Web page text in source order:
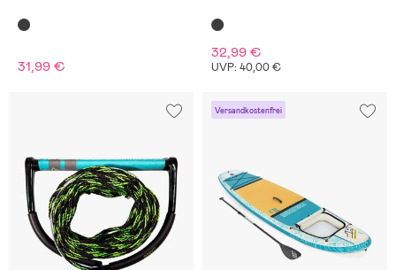
31,99 €
32,99 €
UVP: 40,00 €
Versandkostenfrei